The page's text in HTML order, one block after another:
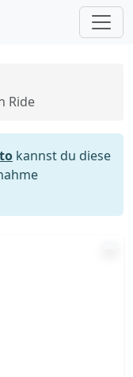
Ride
kannst du diese